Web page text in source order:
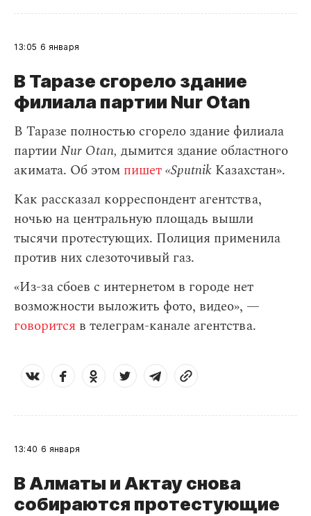
13:05 6 января
В Таразе сгорело здание
филиала партии Nur Otan
В Таразе полностью сгорело здание филиала
партииNur Otan, дымится здание областного
акимата. Об этом пишет«Sputnik Казахстан».
Как рассказал корреспондент агентства,
ночью на центральную площадь вышли
тысячи протестующих. Полиция применила
против них слезоточивый газ.
«Из-за сбоев с интернетом в городе нет
возможности выложить фото, видео», —
говорится в телеграм-канале агентства.
13:40 6 января
В Алматы и Актау снова
собираются протестующие